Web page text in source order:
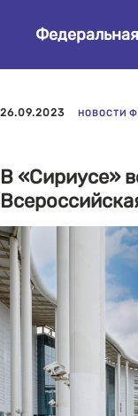
26.09.2023 НОВОСТИ
В «Сириусе»